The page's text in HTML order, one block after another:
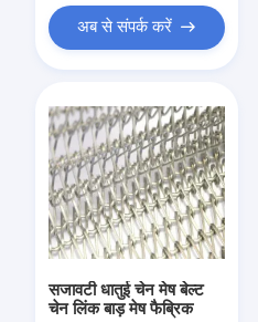
अब से संपर्क करें
सजावटी धातुई चेन मेष बेल्ट
चेन लिंक बाड़ मेष फैब्रिक